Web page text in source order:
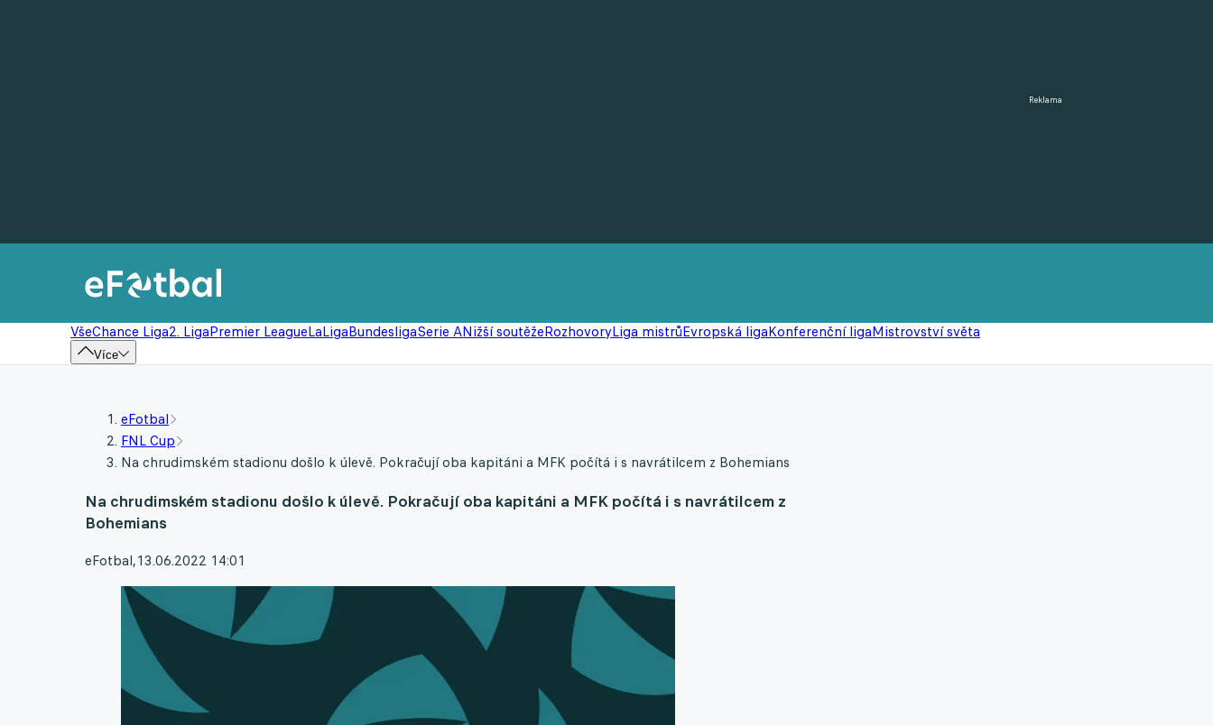
Reklama
VšeChance Liga2. LigaPremier LeagueLaLigaBundesligaSerie ANižší soutěžeRozhovoryLiga mistrůEvropská ligaKonferenční ligaMistrovství světa
Více
eFotbal
FNL Cup
Na chrudimském stadionu došlo k úlevě. Pokračují oba kapitáni a MFK počítá i s navrátilcem z Bohemians
Na chrudimském stadionu došlo k úlevě. Pokračují oba kapitáni a MFK počítá i s navrátilcem z
Bohemians
eFotbal,13.06.2022 14:01